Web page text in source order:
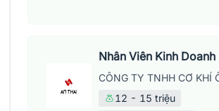
Nhân Viên Kinh Doanh
12 - 15 triệu